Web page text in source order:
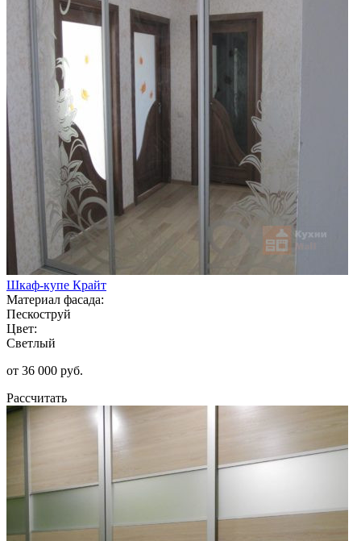
Шкаф-купе Крайт
Материал фасада:
Пескоструй
Цвет:
Светлый
от 36 000 руб.
Рассчитать